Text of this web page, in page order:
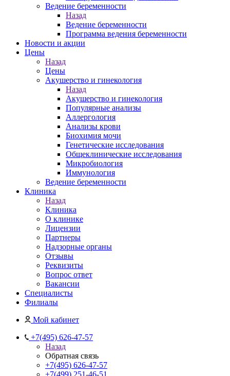
Ведение беременности
Назад
Ведение беременности
Программа ведения беременности
Новости и акции
Цены
Назад
Цены
Акушерство и гинекология
Назад
Акушерство и гинекология
Популярные анализы
Аллергология
Анализы крови
Биохимия мочи
Генетические исследования
Общеклинические исследования
Микробиология
Иммунология
Ведение беременности
Клиника
Назад
Клиника
О клинике
Лицензии
Партнеры
Надзорные органы
Отзывы
Реквизиты
Вопрос ответ
Вакансии
Специалисты
Филиалы
Мой кабинет
+7(495) 626-47-57
Назад
Обратная связь
+7(495) 626-47-57
+7(499) 251-46-51